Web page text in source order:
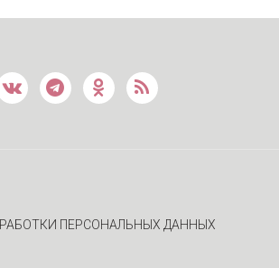
ПЕРСОНАЛЬНЫХ ДАННЫХ